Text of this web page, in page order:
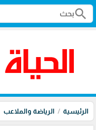
search
الرئيسية الرياضة والملاعب